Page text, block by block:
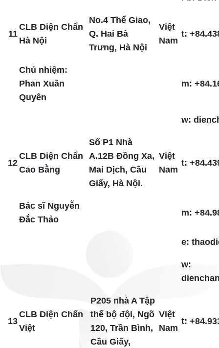
11
CLB Diện Chẩn
Hà Nội
No.4 Thể Giao,
Q. Hai Bà
Trưng, Hà Nội
Việt
Nam
t:
Chủ nhiệm:
Phan Xuân
Quyên
m:
w:
12
CLB Diện Chẩn
Cao Bằng
Số P1 Nhà
A.12B Đồng Xa,
Mai Dịch, Cầu
Giấy, Hà Nội.
Việt
Nam
t:
Bác sĩ Nguyễn
Đắc Thảo
m:
e:
w:
13
CLB Diện Chẩn
Việt
P205 nhà A Tập
thể bộ đội, Ngõ
120, Trần Bình,
Cầu Giấy,
Việt
Nam
t: